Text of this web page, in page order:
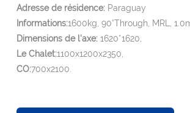
Adresse de résidence: Paraguay
Informations:1600kg, 90°Through, MRL,
Dimensions de l'axe: 1620*1620,
Le Chalet:1100x1200x2350,
CO:700x2100.